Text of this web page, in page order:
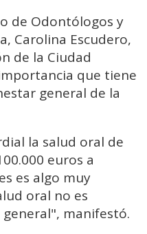
de Odontólogos y
Carolina Escudero,
de la Ciudad
que tiene
general de la
la salud oral de
euros a
es algo muy
oral no es
manifestó.